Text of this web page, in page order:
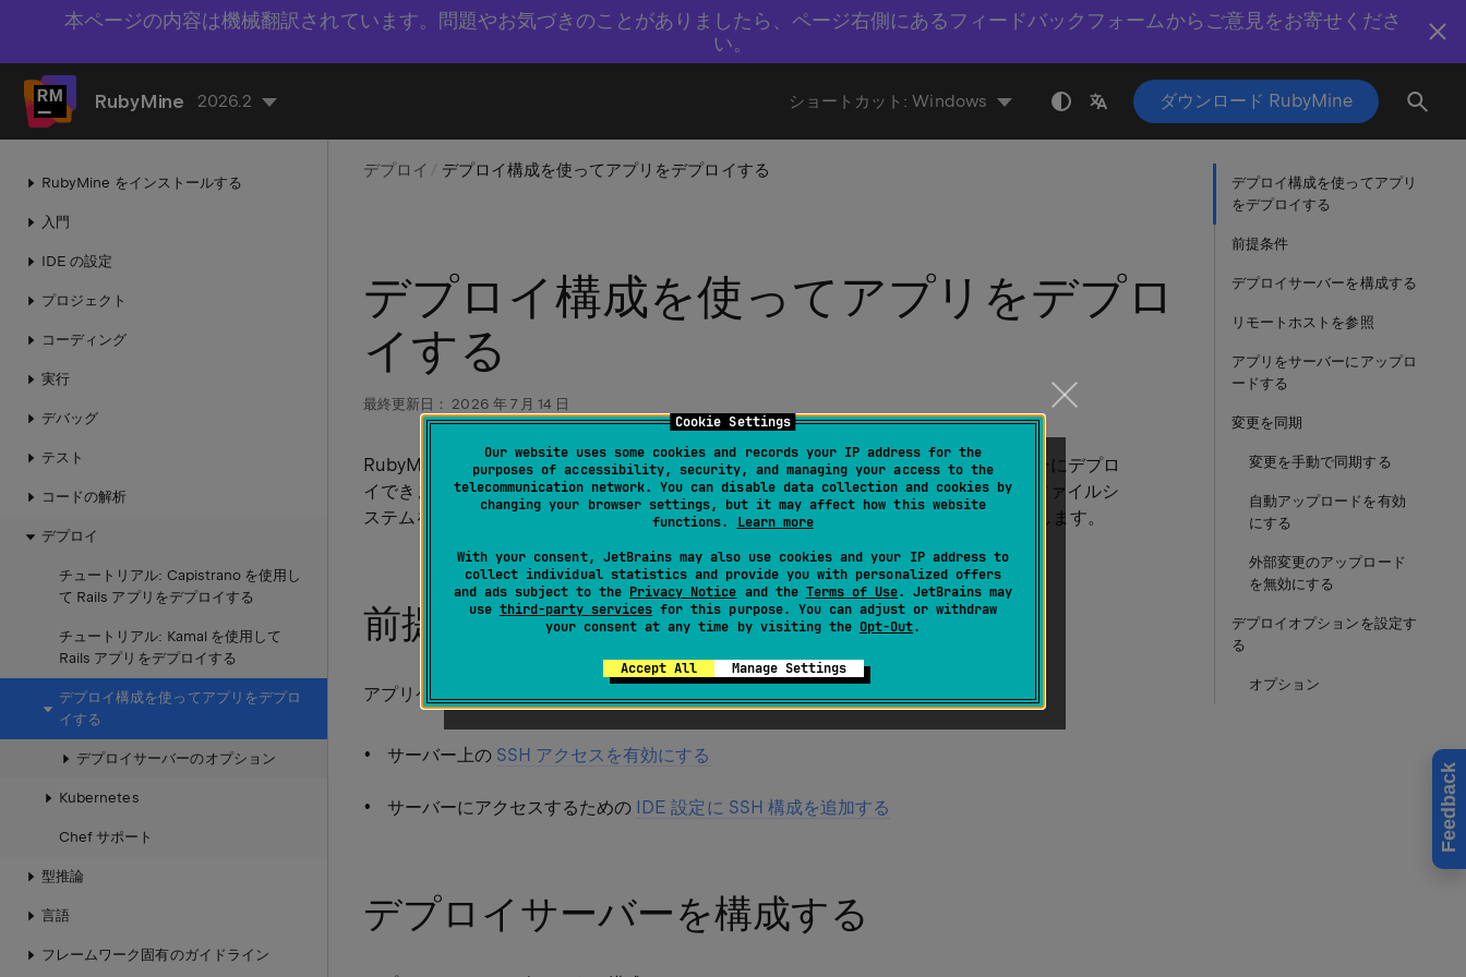
Cookie Settings
Our website uses some cookies and records your IP address for the
purposes of accessibility, security, and managing your access to the
telecommunication network. You can disable data collection and cookies by
changing your browser settings, but it may affect how this website
functions. Learn more
With your consent, JetBrains may also use cookies and your IP address to
collect individual statistics and provide you with personalized offers
and ads subject to the Privacy Notice and the Terms of Use. JetBrains may
use third-party services for this purpose. You can adjust or withdraw
your consent at any time by visiting the Opt-Out.
Accept All Manage Settings
本ページの内容は機械翻訳されています。問題やお気づきのことがありましたら、ページ右側にあるフィードバックフォームからご意見をお寄せくださ
い。
Feedback
RubyMine 2026.2 ショートカット:Windows ダウンロード RubyMine
RubyMine をインストールする
入門
IDE の設定
プロジェクト
コーディング
実行
デバッグ
テスト
コードの解析
デプロイ
チュートリアル: Capistrano を使用し
て Rails アプリをデプロイする
チュートリアル: Kamal を使用して
Rails アプリをデプロイする
デプロイ構成を使ってアプリをデプロ
イする
デプロイサーバーのオプション
Kubernetes
Chef サポート
型推論
言語
フレームワーク固有のガイドライン
デプロイ デプロイ構成を使ってアプリをデプロイする
デプロイ構成を使ってアプリをデプロ
イする
最終更新日： 2026 年 7 月 14 日
RubyMine を使用すると、デプロイ構成を使ってアプリケーションをリモートサーバーにデプロ
イできます。 このトピックでは、リモートデプロイサーバーを設定し、IDE から直接ファイルシ
ステムを参照し、Web アプリケーションをこのサーバーにアップロードする方法を示します。
前提条件
アプリケーションをリモートサーバーにデプロイする前に:
サーバー上の SSH アクセスを有効にする
サーバーにアクセスするための IDE 設定に SSH 構成を追加する
デプロイサーバーを構成する
デプロイ構成を使ってアプリ
をデプロイする
前提条件
デプロイサーバーを構成する
リモートホストを参照
アプリをサーバーにアップロ
ードする
変更を同期
変更を手動で同期する
自動アップロードを有効
にする
外部変更のアップロード
を無効にする
デプロイオプションを設定す
る
オプション